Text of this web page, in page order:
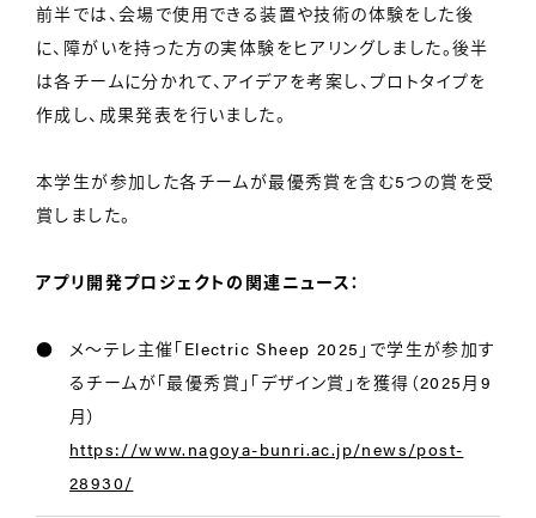
前半では、会場で使用できる装置や技術の体験をした後
に、障がいを持った方の実体験をヒアリングしました。後半
は各チームに分かれて、アイデアを考案し、プロトタイプを
作成し、成果発表を行いました。
本学生が参加した各チームが最優秀賞を含む5つの賞を受
賞しました。
アプリ開発プロジェクトの関連ニュース：
メ〜テレ主催「Electric Sheep 2025」で学生が参加す
るチームが「最優秀賞」「デザイン賞」を獲得（2025月9
月）
https://www.nagoya-bunri.ac.jp/news/post-
28930/